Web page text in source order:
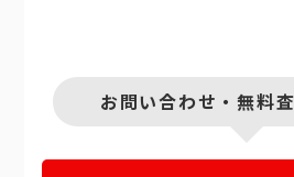
お問い合わせ・無料